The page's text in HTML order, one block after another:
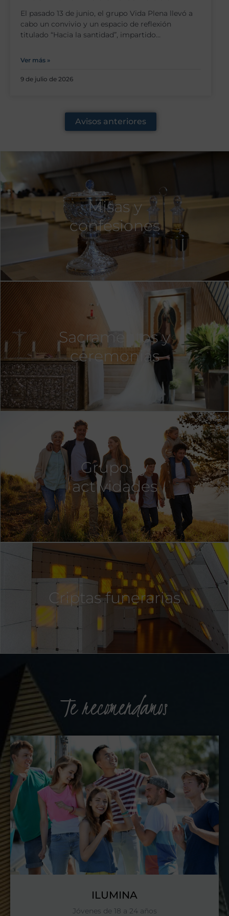
El pasado 13 de junio, el grupo Vida Plena llevó a
cabo un convivio y un espacio de reflexión
titulado “Hacia la santidad”, impartido…
Ver más »
9 de julio de 2026
Avisos anteriores
Misas y
confesiones
Sacramentos y
ceremonias
Grupos y
actividades
Criptas funerarias
Te recomendamos
ILUMINA
Jóvenes de 18 a 24 años